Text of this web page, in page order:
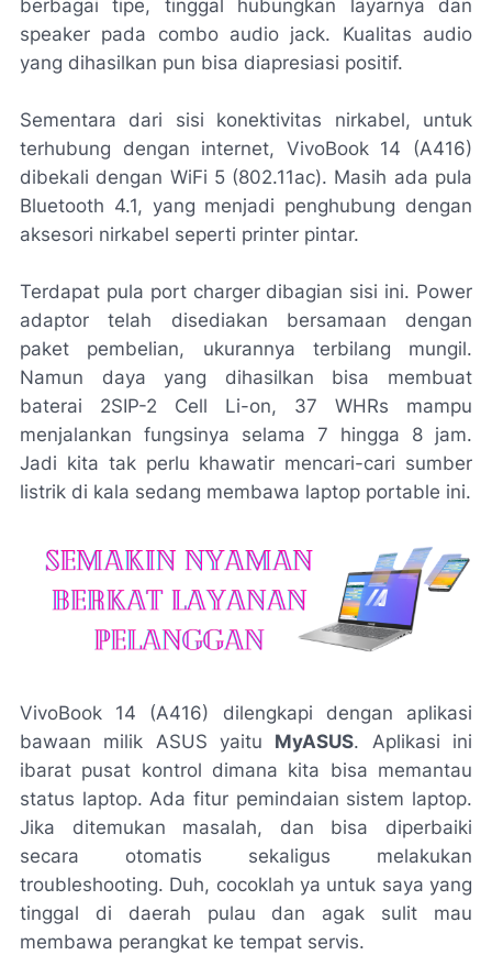
berbagai tipe, tinggal hubungkan layarnya dan
speaker pada combo audio jack. Kualitas audio
yang dihasilkan pun bisa diapresiasi positif.
Sementara dari sisi konektivitas nirkabel, untuk
terhubung dengan internet, VivoBook 14 (A416)
dibekali dengan WiFi 5 (802.11ac). Masih ada pula
Bluetooth 4.1, yang menjadi penghubung dengan
aksesori nirkabel seperti printer pintar.
Terdapat pula port charger dibagian sisi ini. Power
adaptortelah disediakan bersamaan dengan
paket pembelian, ukurannya terbilang mungil.
Namun daya yang dihasilkan bisa membuat
baterai 2SIP-2 Cell Li-on, 37 WHRs mampu
menjalankan fungsinya selama 7 hingga 8 jam.
Jadi kita tak perlu khawatir mencari-cari sumber
listrik di kala sedang membawa laptop portable ini.
VivoBook 14 (A416) dilengkapi dengan aplikasi
bawaan milik ASUS yaitu MyASUS. Aplikasi ini
ibarat pusat kontrol dimana kita bisa memantau
status laptop. Ada fitur pemindaian sistem laptop.
Jika ditemukan masalah, dan bisa diperbaiki
secara otomatis sekaligus melakukan
troubleshooting. Duh, cocoklah ya untuk saya yang
tinggal di daerah pulau dan agak sulit mau
membawa perangkat ke tempat servis.